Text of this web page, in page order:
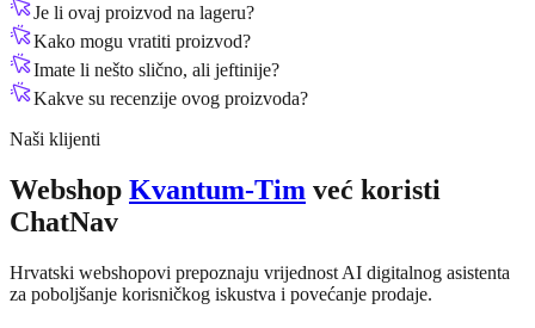
Je li ovaj proizvod na lageru?
Kako mogu vratiti proizvod?
Imate li nešto slično, ali jeftinije?
Kakve su recenzije ovog proizvoda?
Naši klijenti
Webshop Kvantum-Tim već koristi
ChatNav
Hrvatski webshopovi prepoznaju vrijednost AI digitalnog asistenta
za poboljšanje korisničkog iskustva i povećanje prodaje.